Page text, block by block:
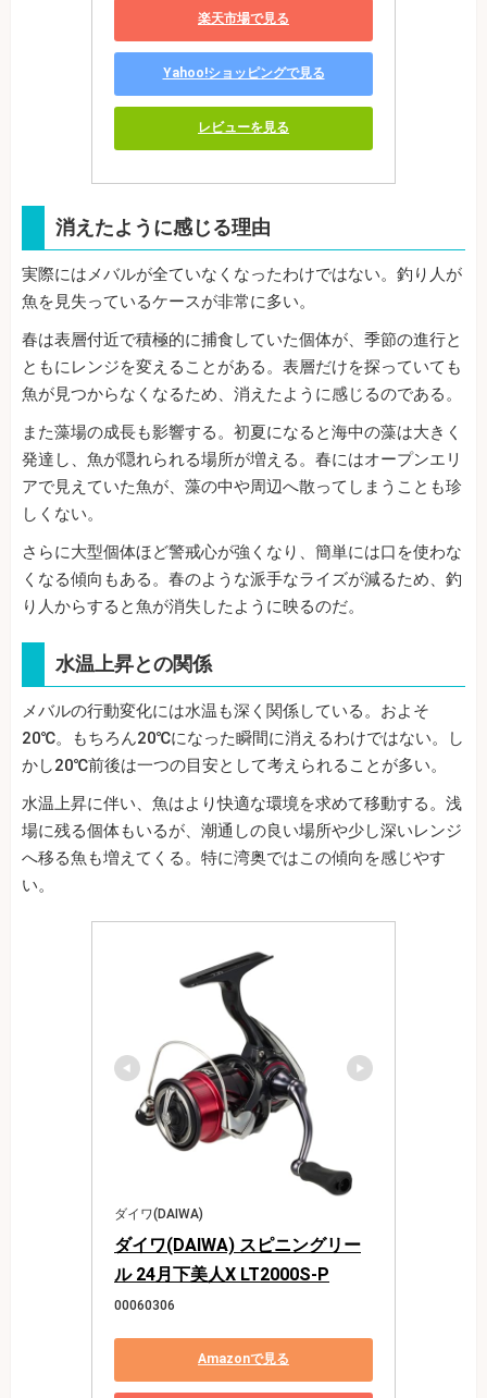
楽天市場で見る
Yahoo!ショッピングで見る
レビューを見る
消えたように感じる理由
実際にはメバルが全ていなくなったわけではない。釣り人が
魚を見失っているケースが非常に多い。
春は表層付近で積極的に捕食していた個体が、季節の進行と
ともにレンジを変えることがある。表層だけを探っていても
魚が見つからなくなるため、消えたように感じるのである。
また藻場の成長も影響する。初夏になると海中の藻は大きく
発達し、魚が隠れられる場所が増える。春にはオープンエリ
アで見えていた魚が、藻の中や周辺へ散ってしまうことも珍
しくない。
さらに大型個体ほど警戒心が強くなり、簡単には口を使わな
くなる傾向もある。春のような派手なライズが減るため、釣
り人からすると魚が消失したように映るのだ。
水温上昇との関係
メバルの行動変化には水温も深く関係している。およそ
20℃。もちろん20℃になった瞬間に消えるわけではない。し
かし20℃前後は一つの目安として考えられることが多い。
水温上昇に伴い、魚はより快適な環境を求めて移動する。浅
場に残る個体もいるが、潮通しの良い場所や少し深いレンジ
へ移る魚も増えてくる。特に湾奥ではこの傾向を感じやす
い。
ダイワ(DAIWA)
ダイワ(DAIWA) スピニングリー
ル 24月下美人X LT2000S-P
00060306
Amazonで見る